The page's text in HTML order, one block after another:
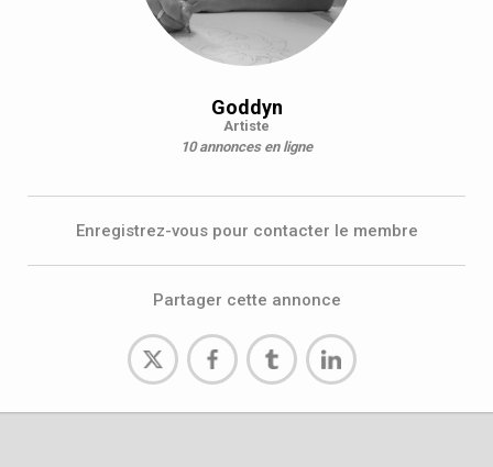
Goddyn
Artiste
10 annonces en ligne
Enregistrez-vous pour contacter le membre
Partager cette annonce